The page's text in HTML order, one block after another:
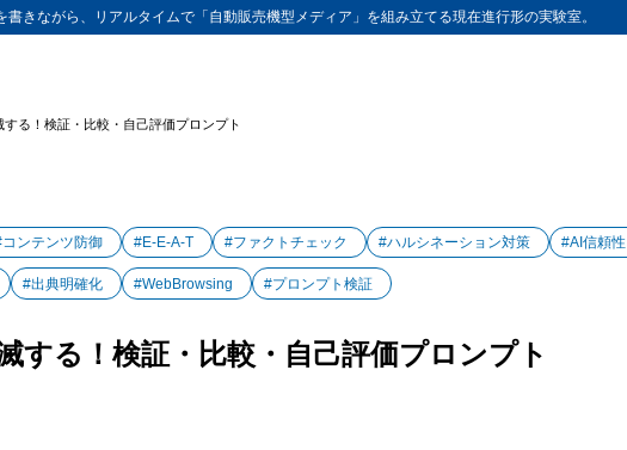
きながら、リアルタイムで「自動販売機型メディア」を組み立てる現在進行形の実験室。
る！検証・比較・自己評価プロンプト
ンテンツ防御 #E-E-A-T #ファクトチェック #ハルシネーション対策 #AI信頼性
#出典明確化 #WebBrowsing #プロンプト検証
する！検証・比較・自己評価プロンプト